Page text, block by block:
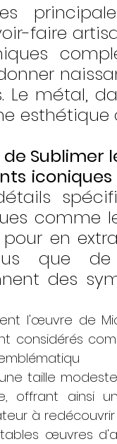
faire
Le métal,
de Sublimer
comme
en
que de
des
l'œuvre de
considérés
taille
offrant ainsi
à
œuvres